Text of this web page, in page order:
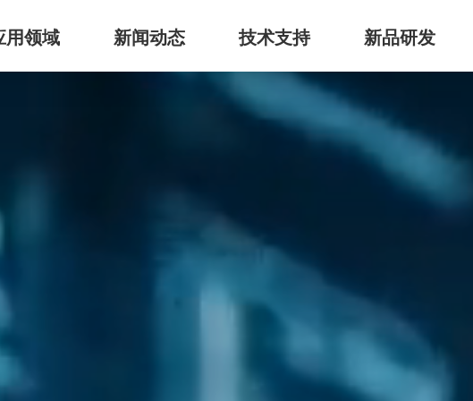
用领域 新闻动态 技术支持 新品研发